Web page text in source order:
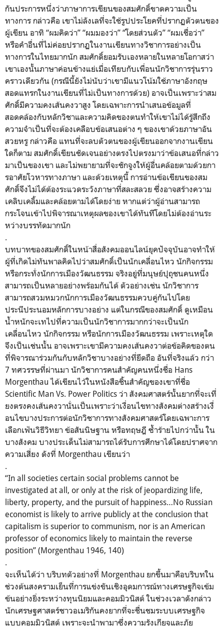
กันประการหนึ่งว่าภาษาการเขียนของสมศักดิ์ขาดความเป็น
ทางการ กล่าวคือ เขาไม่ลังเลที่จะใช้รูปประโยคที่ปรากฏตัวตนของ
ผู้เขียน อาทิ “ผมคิดว่า” “ผมมองว่า” “โดยส่วนตัว” “ผมเชื่อว่า”
หรือคำอื่นที่ไม่ค่อยปรากฏในงานเขียนทางวิชาการอย่างเป็น
ทางการในไทยมากนัก สมศักดิ์ยอมรับเองหลายในหลายโอกาสว่า
เขาเองนั้นภาษาค่อนข้างแย่เมื่อเทียบกับเพื่อนนักวิชาการรุ่นราว
คราวเดียวกัน (กรณีนี้ยังไม่นับว่าเขามีแนวโน้มใช้ภาษาอังกฤษ
สอดแทรกในงานเขียนที่ไม่เป็นทางการด้วย) อาจเป็นเพราะว่าสม
ศักดิ์มีความคงเส้นคงวาสูง โดยเฉพาะการนำเสนอข้อมูลที่
สอดคล้องกับหลักวิชาและความคิดของตนทำให้เขาไม่ได้รู้สึกถึง
ความจำเป็นที่จะต้องเคลือบข้อเสนอต่าง ๆ ของเขาด้วยภาษาอัน
สวยหรู กล่าวคือ แทนที่จะลบตัวตนของผู้เขียนออกจากงานเขียน
ใดก็ตาม สมศักดิ์เขียนชัดเจนอย่างตรงไปตรงมาว่าข้อเสนอที่กล่าว
มาเป็นของเขา และไม่พยายามที่จะชักจูงให้ผู้อื่นคล้อยตามด้วยกา
รอาศัยโวหารทางภาษา และด้วยเหตุนี้ การอ่านข้อเขียนของสม
ศักดิ์จึงไม่ได้ต้องระแวดระวังภาษาที่สละสลวย ซึ่งอาจสร้างความ
เคลิบเคลิ้มและคล้อยตามได้โดยง่าย หากแต่ว่าผู้อ่านสามารถ
กระโจนเข้าไปพิจารณาเหตุผลของเขาได้ทันทีโดยไม่ต้องอ่านระ
หว่างบรรทัดมากนัก
.
บทบาทของสมศักดิ์ในหน้าสื่อสังคมออนไลน์ยุคปัจจุบันอาจทำให้
ผู้ที่เกิดไม่ทันพาลคิดไปว่าสมศักดิ์เป็นนักเคลื่อนไหว นักกิจกรรม
หรือกระทั่งนักการเมืองวัฒนธรรม จริงอยู่ที่มนุษย์ปุถุชนคนหนึ่ง
สามารถเป็นหลายอย่างพร้อมกันได้ ตัวอย่างเช่น นักวิชาการ
สามารถสวมหมวกนักการเมืองวัฒนธรรมควบคู่กันไปโดย
ประนีประนอมหลักการบางอย่าง แต่ในกรณีของสมศักดิ์ ดูเหมือน
น้ำหนักจะเทไปที่ความเป็นนักวิชาการมากกว่าจะเป็นนัก
เคลื่อนไหว นักกิจกรรม หรือนักการเมืองวัฒนธรรม เพราะเหตุใด
จึงเป็นเช่นนั้น อาจเพราะเขามีความคงเส้นคงวาต่อข้อคิดของตน
ที่พิจารณาร่วมกันกับหลักวิชาบางอย่างที่ยึดถือ อันที่จริงแล้ว กว่า
7 ทศวรรษที่ผ่านมา นักวิชาการคนสำคัญคนหนึ่งชื่อ Hans
Morgenthau ได้เขียนไว้ในหนังสือชิ้นสำคัญของเขาที่ชื่อ
Scientific Man Vs. Power Politics ว่า สังคมศาสตร์นั้นยากที่จะเที่
ยงตรงคงเส้นคงวานั่นเป็นเพราะว่าเงื่อนไขทางสังคมต่างสร้างเงื่
อนไขบางประการต่อนักวิชาการทางสังคมศาสตร์โดยเฉพาะการ
เลือกเฟ้นวิธีวิทยา ข้อสันนิษฐาน หรือทฤษฎี ซ้ำร้ายไปกว่านั้น ใน
บางสังคม บางประเด็นไม่สามารถได้รับการศึกษาได้โดยปราศจาก
ความเสี่ยง ดังที่ Morgenthau เขียนว่า
.
“In all societies certain social problems cannot be
investigated at all, or only at the risk of jeopardizing life,
liberty, property, and the pursuit of happiness…No Russian
economist is likely to arrive publicly at the conclusion that
capitalism is superior to communism, nor is an American
professor of economics likely to maintain the reverse
position” (Morgenthau 1946, 140)
.
จะเห็นได้ว่า บริบทตัวอย่างที่ Morgenthau ยกขึ้นมาคือบริบทใน
ช่วงต้นสงครามเย็นที่การแข่งขันเชิงอุดมการณ์ทางเศรษฐกิจเข้ม
ข้นอย่างยิ่งระหว่างทุนนิยมและคอมมิวนิสต์ ในช่วงเวลาดังกล่าว
นักเศรษฐศาสตร์ชาวอเมริกันคงยากที่จะชื่นชมระบบเศรษฐกิจ
แบบคอมมิวนิสต์ เพราะจะนำพามาซึ่งความรังเกียจและภัย